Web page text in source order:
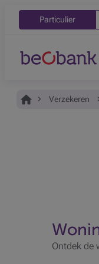
Particulier
Je bent hier:
Home Verzekeren
Ontdek de